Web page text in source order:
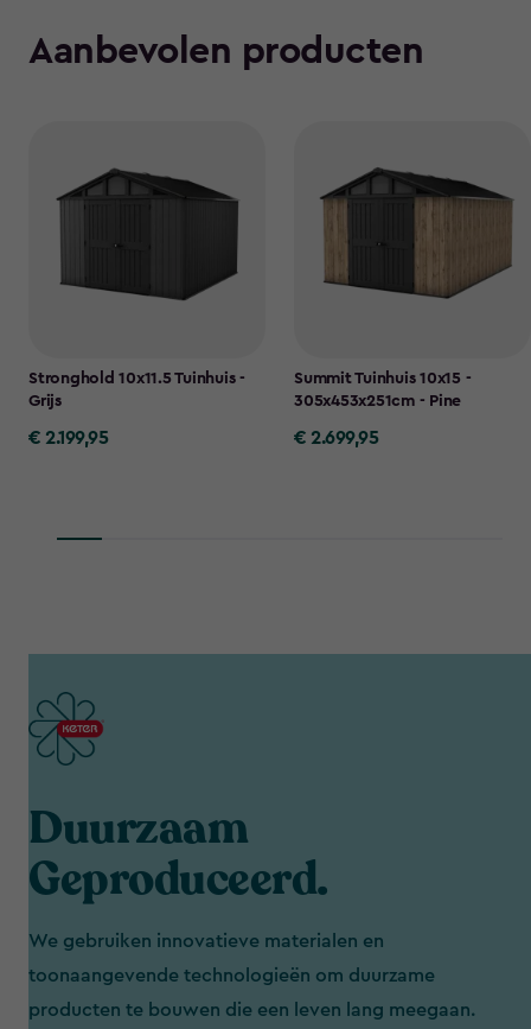
Aanbevolen producten
Stronghold 10x11.5 Tuinhuis -
Grijs
€
€ 2.199,95
Summit Tuinhuis 10x15 -
305x453x251cm - Pine
€
€ 2.699,95
Duurzaam
Geproduceerd.
We gebruiken innovatieve materialen en
toonaangevende technologieën om duurzame
producten te bouwen die een leven lang meegaan.